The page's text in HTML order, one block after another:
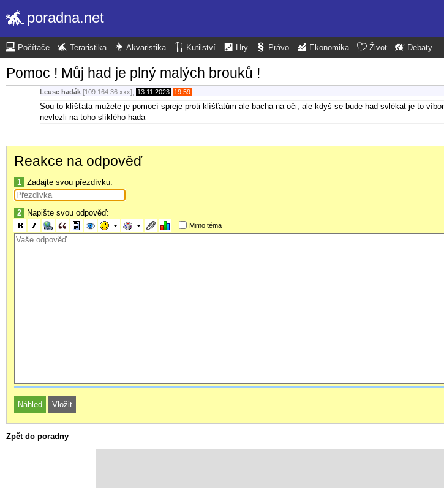
poradna.net
Počítače Teraristika Akvaristika Kutilství Hry Právo Ekonomika Život Debaty
Pomoc ! Můj had je plný malých brouků !
Leuse hadák [109.164.36.xxx], 13.11.2023 19:59
Sou to klíšťata mužete je pomocí spreje proti klíšťatúm ale bacha na oči, ale kdyš se bude had svlékat je to
nevlezli na toho slíklého hada
Reakce na odpověď
1 Zadajte svou přezdívku:
2 Napište svou odpověď:
Mimo téma
Zpět do poradny